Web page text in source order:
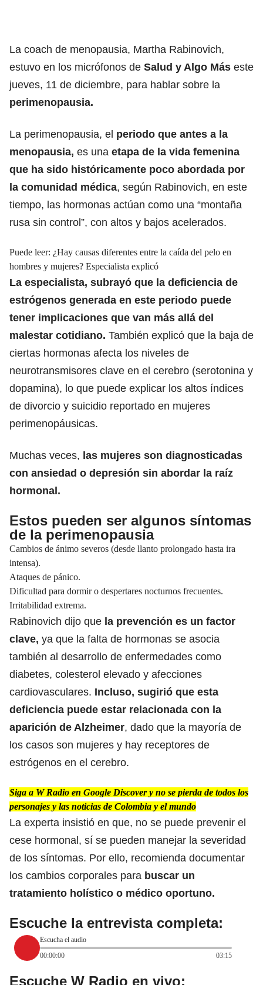
La coach de menopausia, Martha Rabinovich,
estuvo en los micrófonos de Salud y Algo Más este
jueves, 11 de diciembre, para hablar sobre la
perimenopausia.
La perimenopausia, el periodo que antes a la
menopausia, es una etapa de la vida femenina
que ha sido históricamente poco abordada por
la comunidad médica, según Rabinovich, en este
tiempo, las hormonas actúan como una “montaña
rusa sin control”, con altos y bajos acelerados.
Puede leer: ¿Hay causas diferentes entre la caída del pelo en
hombres y mujeres? Especialista explicó
La especialista, subrayó que la deficiencia de
estrógenos generada en este periodo puede
tener implicaciones que van más allá del
malestar cotidiano. También explicó que la baja de
ciertas hormonas afecta los niveles de
neurotransmisores clave en el cerebro (serotonina y
dopamina), lo que puede explicar los altos índices
de divorcio y suicidio reportado en mujeres
perimenopáusicas.
Muchas veces, las mujeres son diagnosticadas
con ansiedad o depresión sin abordar la raíz
hormonal.
Estos pueden ser algunos síntomas
de la perimenopausia
Cambios de ánimo severos (desde llanto prolongado hasta ira
intensa).
Ataques de pánico.
Dificultad para dormir o despertares nocturnos frecuentes.
Irritabilidad extrema.
Rabinovich dijo que la prevención es un factor
clave, ya que la falta de hormonas se asocia
también al desarrollo de enfermedades como
diabetes, colesterol elevado y afecciones
cardiovasculares. Incluso, sugirió que esta
deficiencia puede estar relacionada con la
aparición de Alzheimer, dado que la mayoría de
los casos son mujeres y hay receptores de
estrógenos en el cerebro.
Siga a W Radio en Google Discover y no se pierda de todos los
personajes y las noticias de Colombia y el mundo
La experta insistió en que, no se puede prevenir el
cese hormonal, sí se pueden manejar la severidad
de los síntomas. Por ello, recomienda documentar
los cambios corporales para buscar un
tratamiento holístico o médico oportuno.
Escuche la entrevista completa:
Escucha el audio
00:00:00
03:15
Escuche W Radio en vivo: